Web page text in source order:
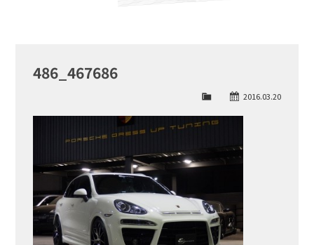
アクセス486_467686
2016.03.20